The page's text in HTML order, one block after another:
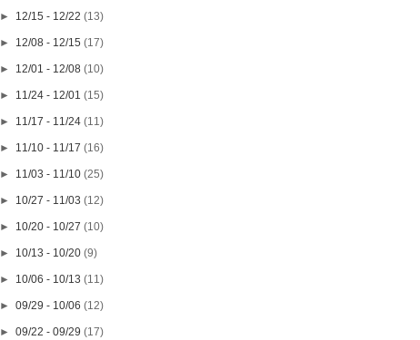
► 12/15 - 12/22(13)
► 12/08 - 12/15(17)
► 12/01 - 12/08(10)
► 11/24 - 12/01(15)
► 11/17 - 11/24(11)
► 11/10 - 11/17(16)
► 11/03 - 11/10(25)
► 10/27 - 11/03(12)
► 10/20 - 10/27(10)
► 10/13 - 10/20(9)
► 10/06 - 10/13(11)
►09/29 - 10/06(12)
►09/22 - 09/29(17)